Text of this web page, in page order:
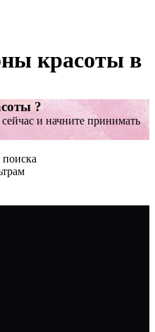
красоты в
?
и начните принимать
поиска